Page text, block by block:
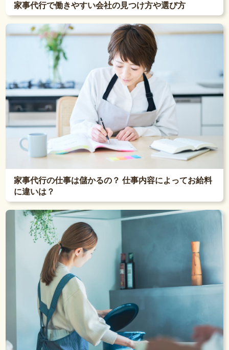
家事代行で働きやすい会社の見つけ方や選び方
家事代行の仕事は儲かるの？ 仕事内容によってお給料
に違いは？